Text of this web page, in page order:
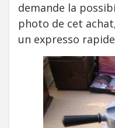
demande la
photo de cet
un expresso rapide